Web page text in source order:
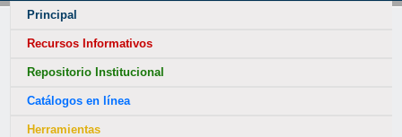
Principal
Recursos Informativos
Repositorio Institucional
Catálogos en línea
Herramientas